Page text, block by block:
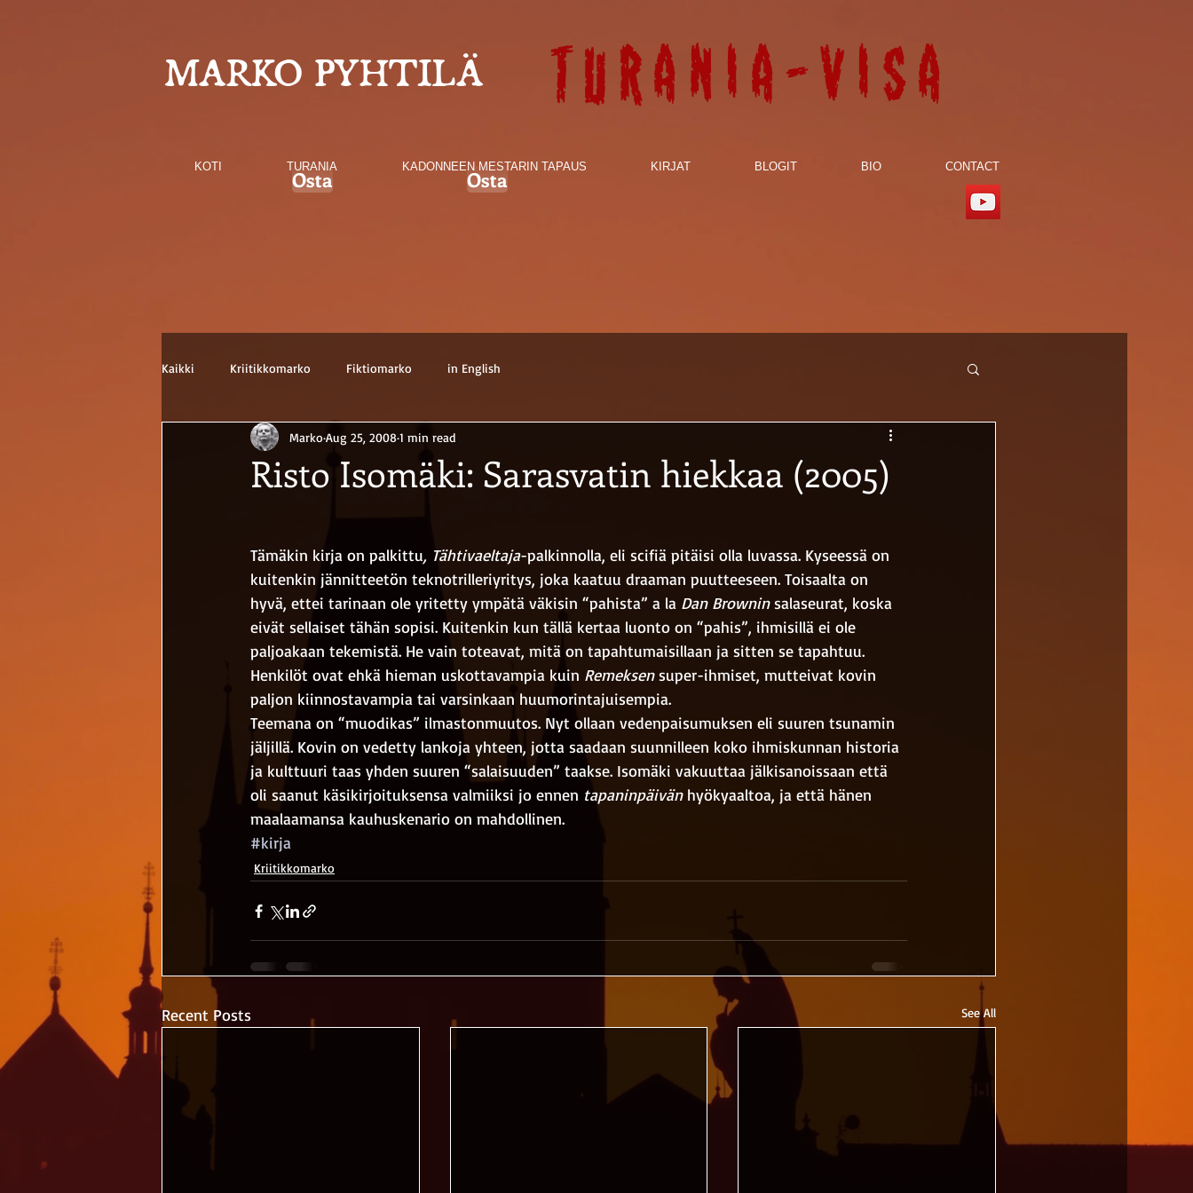
MARKO PYHTILÄ Turania-visa
KOTI TURANIA KADONNEEN MESTARIN TAPAUS KIRJAT BLOGIT BIO CONTACT
Osta Osta
Kaikki Kriitikkomarko Fiktiomarko in English
Risto Isomäki: Sarasvatin hiekkaa (2005)
Marko Aug 25, 20081 min read
Tämäkin kirja on palkittu, Tähtivaeltaja-palkinnolla, eli scifiä pitäisi olla luvassa. Kyseessä on
kuitenkin jännitteetön teknotrilleriyritys, joka kaatuu draaman puutteeseen. Toisaalta on
hyvä, ettei tarinaan ole yritetty ympätä väkisin “pahista” a la Dan Brownin salaseurat, koska
eivät sellaiset tähän sopisi. Kuitenkin kun tällä kertaa luonto on “pahis”, ihmisillä ei ole
paljoakaan tekemistä. He vain toteavat, mitä on tapahtumaisillaan ja sitten se tapahtuu.
Henkilöt ovat ehkä hieman uskottavampia kuin Remeksen super-ihmiset, mutteivat kovin
paljon kiinnostavampia tai varsinkaan huumorintajuisempia.
Teemana on “muodikas” ilmastonmuutos. Nyt ollaan vedenpaisumuksen eli suuren tsunamin
jäljillä. Kovin on vedetty lankoja yhteen, jotta saadaan suunnilleen koko ihmiskunnan historia
ja kulttuuri taas yhden suuren “salaisuuden” taakse. Isomäki vakuuttaa jälkisanoissaan että
oli saanut käsikirjoituksensa valmiiksi jo ennen tapaninpäivän hyökyaaltoa, ja että hänen
maalaamansa kauhuskenario on mahdollinen.
#kirja
Kriitikkomarko
Recent Posts See All